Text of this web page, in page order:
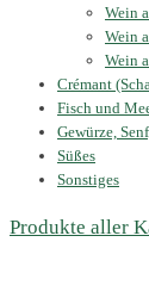
Wein
Wein
Wein
Crémant
Fisch und
Gewürze,
Süßes
Sonstiges
Produkte aller